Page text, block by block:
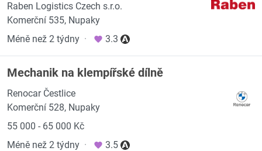
Raben Logistics Czech s.r.o.
Komerční 535, Nupaky
Méně než 2 týdny · 3.3
Mechanik na klempířské dílně
Renocar Čestlice
Komerční 528, Nupaky
55 000 - 65 000 Kč
Méně než 2 týdny · 3.5